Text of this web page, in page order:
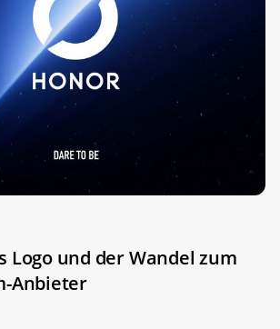
Logo und der Wandel zum
Anbieter